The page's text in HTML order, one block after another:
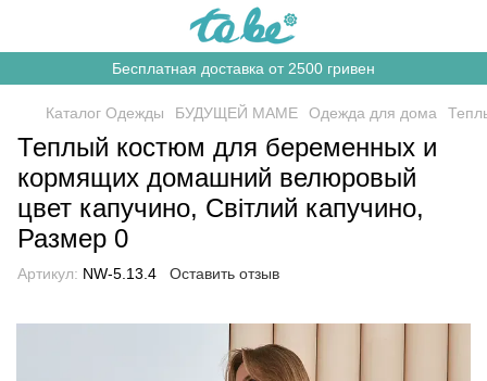
Бесплатная доставка от 2500 гривен
Каталог Одежды БУДУЩЕЙ МАМЕ Одежда для дома
Теплый костюм для беременных и
кормящих домашний велюровый
цвет капучино, Світлий капучино,
Размер 0
Артикул: NW-5.13.4 Оставить отзыв